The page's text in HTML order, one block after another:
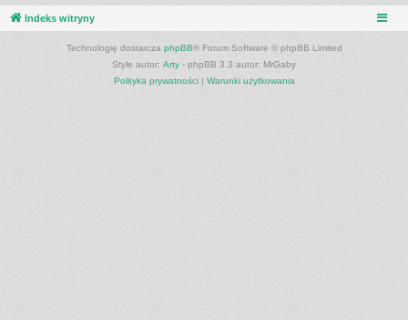
Indeks witryny
Technologię dostarcza phpBB® Forum Software © phpBB Limited
Style autor: Arty - phpBB 3.3 autor: MrGaby
Polityka prywatności| Warunki użytkowania